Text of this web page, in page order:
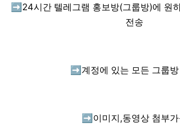
➡️ 24시간 텔레그램 홍보방(그룹방)에 원
전송
➡️ 계정에 있는 모든 그룹
➡️ 이미지,동영상 첨부